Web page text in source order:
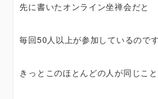
先に書いたオンライン坐禅会だと
毎回50人以上が参加しているので
きっとこのほとんどの人が同じこ